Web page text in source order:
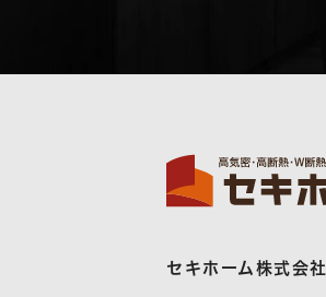
セキホーム株式会社